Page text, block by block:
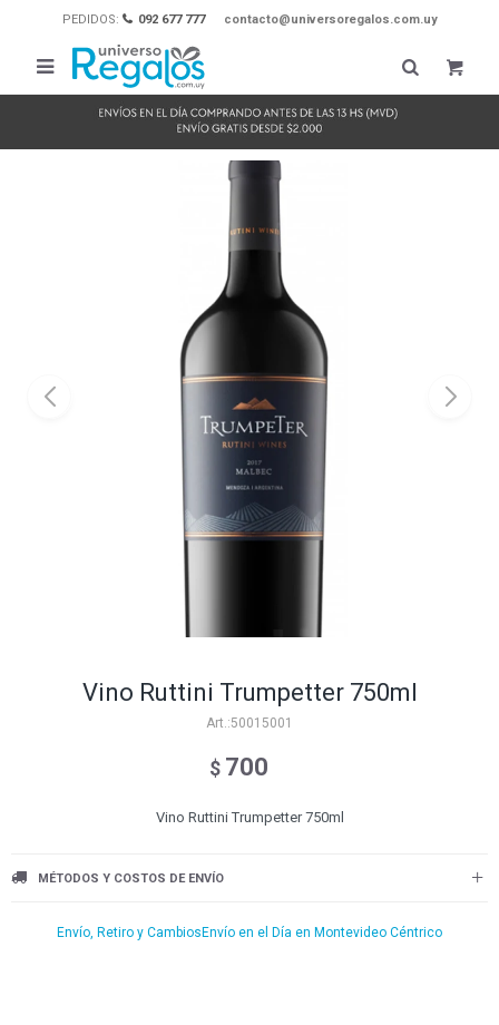
PEDIDOS: 092 677 777 contacto@universoregalos.com.uy

Vino Ruttini Trumpetter 750ml
50015001
$ 700
Vino Ruttini Trumpetter 750ml
MÉTODOS Y COSTOS DE ENVÍO
Envío, Retiro y Cambios Envío en el Día en Montevideo Céntrico